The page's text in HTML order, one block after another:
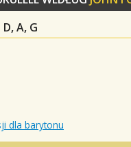
D, A, G
dla barytonu